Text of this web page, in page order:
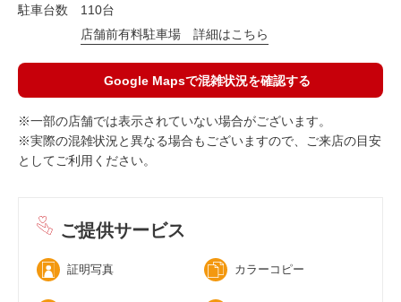
駐車台数
110台
店舗前有料駐車場 詳細はこちら
Google Mapsで混雑状況を確認する
※一部の店舗では表示されていない場合がございます。
※実際の混雑状況と異なる場合もございますので、ご来店の目安
としてご利用ください。
ご提供サービス
証明写真 カラーコピー